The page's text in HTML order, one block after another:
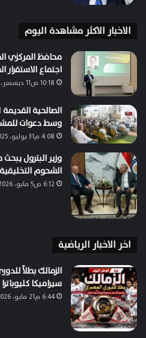
الاخبار الاكثر مشاهدة اليوم
محافظ المركزي
اجتماع الاستقرار
10:18 ص11 ديسمبر، 2025
وسط دعوات
4:08 م31 يوليو، 2025
وزير البترول
الشحوم التخليقية
6:12 ص5 مايو، 2026
اخر الاخبار الرياضية
الزمالك بطلاً
سيراميكا
6:44 م21 مايو، 2026